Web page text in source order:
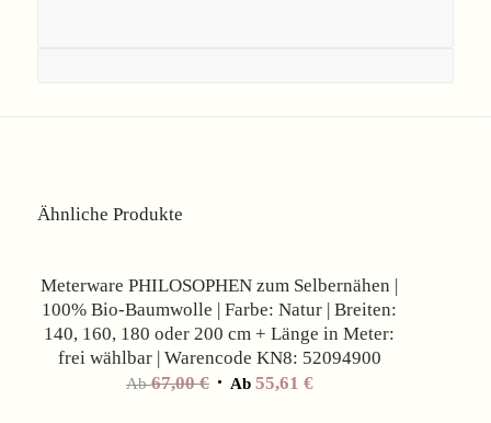
Ähnliche Produkte
Meterware PHILOSOPHEN zum Selbernähen |
100% Bio-Baumwolle | Farbe: Natur | Breiten:
140, 160, 180 oder 200 cm + Länge in Meter:
frei wählbar | Warencode KN8: 52094900
Ab67,00€ Ab 55,61 €